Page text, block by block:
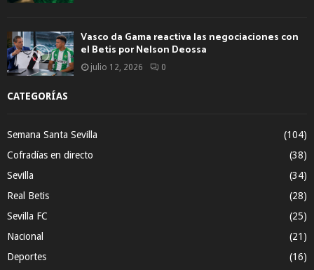
Vasco da Gama reactiva las negociaciones con
el Betis por Nelson Deossa
julio 12, 2026 0
CATEGORÍAS
Semana Santa Sevilla
(104)
Cofradías en directo
(38)
Sevilla
(34)
Real Betis
(28)
Sevilla FC
(25)
Nacional
(21)
Deportes
(16)